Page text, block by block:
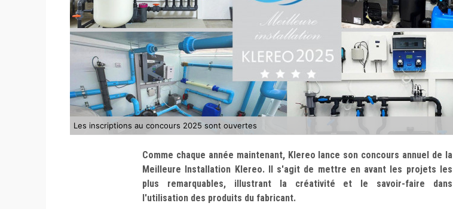
Les inscriptions au concours 2025 sont ouvertes
Comme chaque année maintenant, Klereo lance son concours annuel de la
Meilleure Installation Klereo. Il s'agit de mettre en avant les projets les
plus remarquables, illustrant la créativité et le savoir-faire dans
l'utilisation des produits du fabricant.